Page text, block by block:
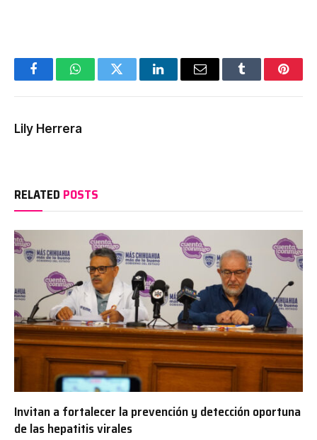
FacebookWhatsAppTwitter LinkedInEmail Tumblr
Lily Herrera
RELATED POSTS
Invitan a fortalecer la prevención y detección oportuna
de las hepatitis virales